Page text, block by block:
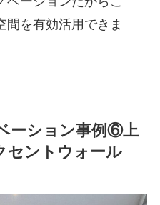
間を有効活用できま
ーション事例⑥上
セントウォール